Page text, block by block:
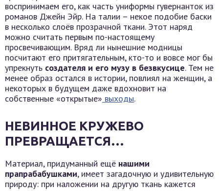
воспринимаем его, как часть униформы гувернанток из
романов Джейн Эйр. На талии – некое подобие баски
в несколько слоёв прозрачной ткани. Этот наряд
можно считать первым по-настоящему
просвечивающим. Вряд ли нынешние модницы
посчитают его притягательным, кто-то и вовсе мог бы
упрекнуть создателя и его музу в безвкусице. Тем не
менее образ остался в истории, повлиял на женщин, а
некоторых в будущем даже вдохновит на
собственные «открытые» выходы.
НЕВИННОЕ КРУЖЕВО
ПРЕВРАЩАЕТСЯ…
Материал, придуманный ещё нашими
прапрабабушками, имеет загадочную и удивительную
природу: при наложении на другую ткань кажется